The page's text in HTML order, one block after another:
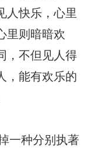
人快乐，心里
里则暗暗欢
，不但见人得
，能有欢乐的
一种分别执著